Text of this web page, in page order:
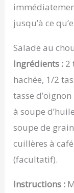
jusqu’à ce
Salade au
Ingrédients : 2
hachée, 1/2
tasse
à soupe
soupe de
cuillères à
(facultatif).
Instructions :